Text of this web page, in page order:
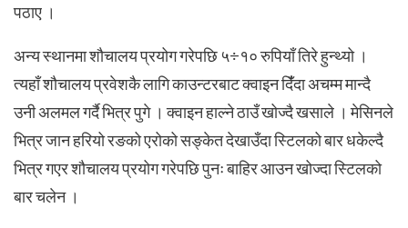
पठाए ।
अन्य स्थानमा शौचालय प्रयोग गरेपछि ५÷१० रुपियाँ तिरे हुन्थ्यो ।
त्यहाँ शौचालय प्रवेशकै लागि काउन्टरबाट क्वाइन दिँंदा अचम्म मान्दै
उनी अलमल गर्दै भित्र पुगे । क्वाइन हाल्ने ठाउँ खोज्दै खसाले । मेसिनले
भित्र जान हरियो रङको एरोको सङ्केत देखाउँदा स्टिलको बार धकेल्दै
भित्र गएर शौचालय प्रयोग गरेपछि पुनः बाहिर आउन खोज्दा स्टिलको
बार चलेन ।